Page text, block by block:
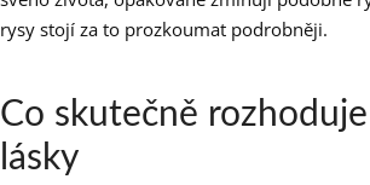
rysy stojí za to prozkoumat podrobněji.
Co skutečně
lásky